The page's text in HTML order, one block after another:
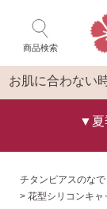
商品検索
お肌に合わない
▼夏
ゲスト 様 こん
チタンピアスのな
花型シリコンキャ